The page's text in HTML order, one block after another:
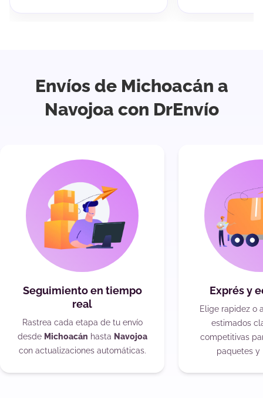
Envíos de Michoacán a
Navojoa con DrEnvío
Seguimiento en tiempo
real
Rastrea cada etapa de tu envío
desde Michoacán hasta Navojoa
con actualizaciones automáticas.
Exprés y
Elige rapidez o
estimados
competitivas
paquetes y